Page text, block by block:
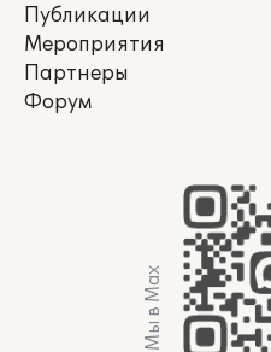
Публикации
Мероприятия
Партнеры
Форум
Мы в Max